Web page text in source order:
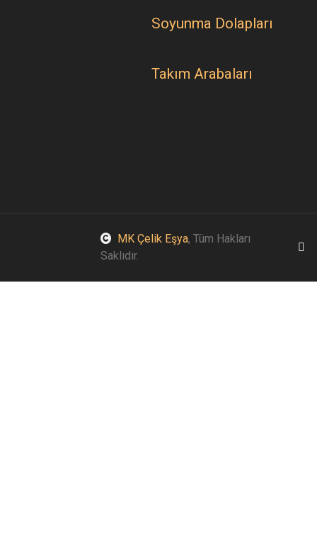
Soyunma Dolapları
Takım Arabaları
MK Çelik Eşya, Tüm Hakları
Saklıdır.